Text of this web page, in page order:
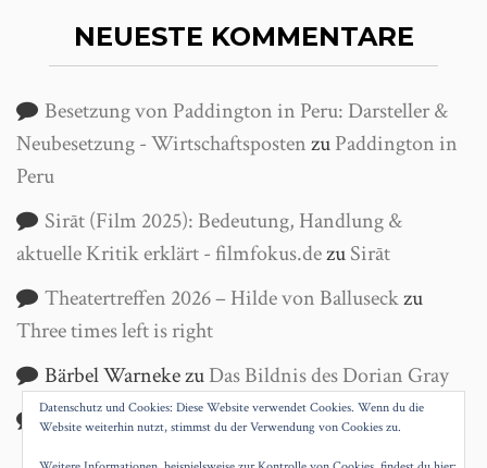
NEUESTE KOMMENTARE
Besetzung von Paddington in Peru: Darsteller &
Neubesetzung - WirtschaftspostenzuPaddington in
Peru
Sirāt (Film 2025): Bedeutung, Handlung &
aktuelle Kritik erklärt - filmfokus.dezuSirāt
Theatertreffen 2026 – Hilde von Balluseckzu
Three times left is right
Bärbel WarnekezuDas Bildnis des Dorian Gray
Helga WankezuAntigone
Datenschutz und Cookies: Diese Website verwendet Cookies. Wenn du die
Website weiterhin nutzt, stimmst du der Verwendung von Cookies zu.